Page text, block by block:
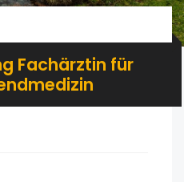
Fachärztin für